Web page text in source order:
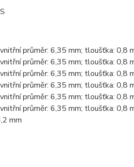
průměr: 6,35 mm; tloušťka: 0,8
průměr: 6,35 mm; tloušťka: 0,8
průměr: 6,35 mm; tloušťka: 0,8
průměr: 6,35 mm; tloušťka: 0,8
průměr: 6,35 mm; tloušťka: 0,8
průměr: 6,35 mm; tloušťka: 0,8
mm